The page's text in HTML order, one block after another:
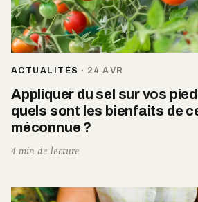
ACTUALITÉS · 24 AVR
Appliquer du sel sur vos
quels sont les bienfaits de
méconnue ?
4 min de lecture